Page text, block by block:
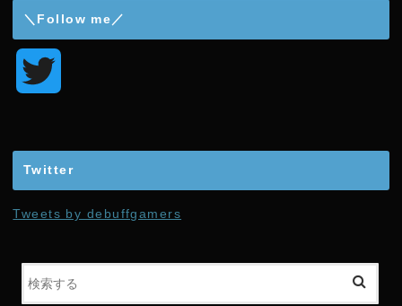
＼Follow me／
Twitter
Tweets by debuffgamers